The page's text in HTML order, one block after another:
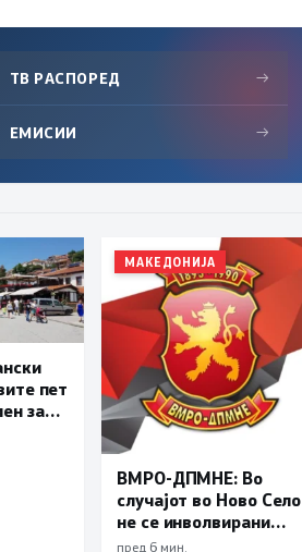
ТВ РАСПОРЕД →
ЕМИСИИ →
пет
за
МАКЕДОНИЈА
ВМРО-ДПМНЕ: Во
случајот во Ново Село
не се инволвирани
деца, туку возрасни
пред 6 мин.